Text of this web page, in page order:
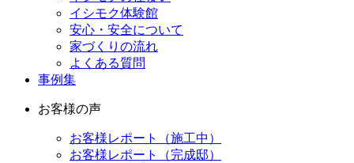
イシモク体験館
安心・安全について
家づくりの流れ
よくある質問
事例集
お客様の声
お客様レポート（施工中）
お客様レポート（完成邸）